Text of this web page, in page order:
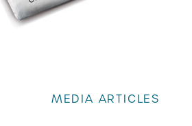
MEDIA ARTICLES